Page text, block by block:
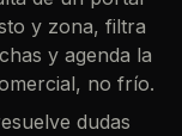
y zona, filtra
y agenda la
no frío.
dudas